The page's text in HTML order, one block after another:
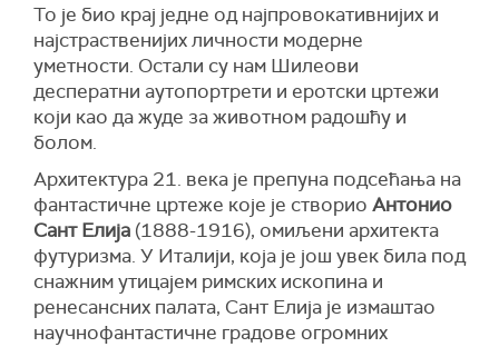
То је био крај једне од најпровокативнијих и
најстраственијих личности модерне
уметности. Остали су нам Шилеови
десператни аутопортрети и еротски цртежи
који као да жуде за животном радошћу и
болом.
Архитектура 21. века је препуна подсећања на
фантастичне цртеже које је створио Антонио
Сант Елија (1888-1916), омиљени архитекта
футуризма. У Италији, која је још увек била под
снажним утицајем римских ископина и
ренесансних палата, Сант Елија је измаштао
научнофантастичне градове огромних